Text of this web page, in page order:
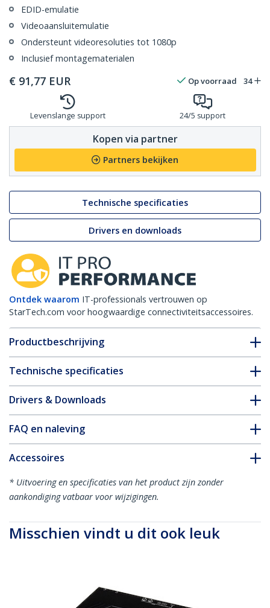
EDID-emulatie
Videoaansluitemulatie
Ondersteunt videoresoluties tot 1080p
Inclusief montagematerialen
€ 91,77 EUR Op voorraad 34
Levenslange support 24/5 support
Kopen via partner
Partners bekijken
Technische specificaties
Drivers en downloads
Ontdek waarom IT-professionals vertrouwen op
StarTech.com voor hoogwaardige connectiviteitsaccessoires.
Productbeschrijving
Technische specificaties
Drivers & Downloads
FAQ en naleving
Accessoires
* Uitvoering en specificaties van het product zijn zonder
aankondiging vatbaar voor wijzigingen.
Misschien vindt u dit ook leuk